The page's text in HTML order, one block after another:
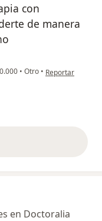
con
de manera
• Otro • en opinión del
Reportar
anteriores
en Doctoralia